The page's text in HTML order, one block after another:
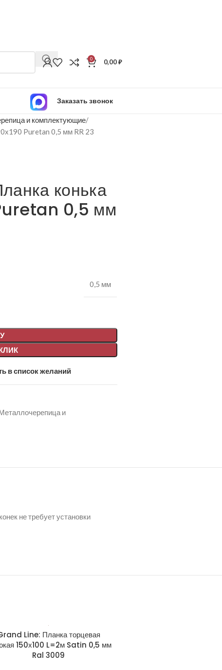
0 0,00₽
Заказать звонок
и комплектующие
Puretan 0,5 мм RR 23
конька
Puretan 0,5 мм
0,5 мм
в список желаний
и
не требует установки
Line: Планка торцевая
150х100 L=2м Satin 0,5 мм
Ral 3009